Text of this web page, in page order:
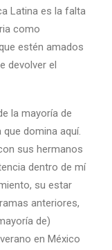
Latina es la falta
como
estén amados
devolver el
la mayoría de
domina aquí.
sus hermanos
dentro de mí
su estar
anteriores,
de)
en México